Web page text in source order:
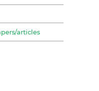
articles